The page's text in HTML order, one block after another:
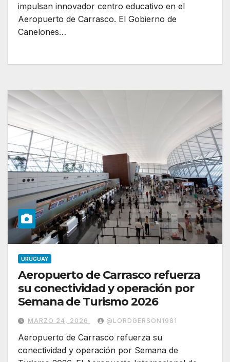
impulsan innovador centro educativo en el
Aeropuerto de Carrasco. El Gobierno de
Canelones…
URUGUAY
Aeropuerto de Carrasco refuerza
su conectividad y operación por
Semana de Turismo 2026
MARZO 24, 2026 @LORDGERSON1981
Aeropuerto de Carrasco refuerza su
conectividad y operación por Semana de